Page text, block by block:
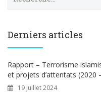
e
h
e
r
Derniers articles
Rapport – Terrorisme
et projets d’attentats (2020
19 juillet 2024